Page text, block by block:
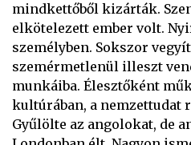
mindkettőből kizárták.
elkötelezett ember volt.
személyben. Sokszor
szemérmetlenül illeszt
munkáiba. Élesztőként
kultúrában, a nemzettudat
Gyűlölte az angolokat, de